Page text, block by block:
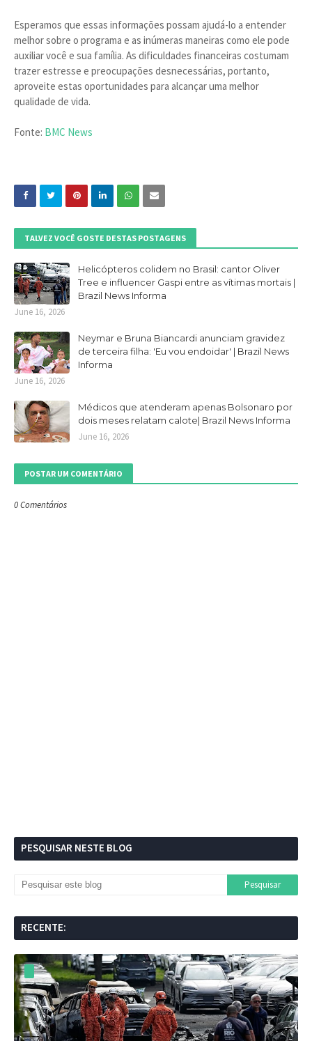
Esperamos que essas informações possam ajudá-lo a entender
melhor sobre o programa e as inúmeras maneiras como ele pode
auxiliar você e sua família. As dificuldades financeiras costumam
trazer estresse e preocupações desnecessárias, portanto,
aproveite estas oportunidades para alcançar uma melhor
qualidade de vida.
Fonte: BMC News
TALVEZ VOCÊ GOSTE DESTAS POSTAGENS
Helicópteros colidem no Brasil: cantor Oliver
Tree e influencer Gaspi entre as vítimas mortais |
Brazil News Informa
June 16, 2026
Neymar e Bruna Biancardi anunciam gravidez
de terceira filha: 'Eu vou endoidar' | Brazil News
Informa
June 16, 2026
Médicos que atenderam apenas Bolsonaro por
dois meses relatam calote| Brazil News Informa
June 16, 2026
POSTAR UM COMENTÁRIO
0 Comentários
PESQUISAR NESTE BLOG
RECENTE: